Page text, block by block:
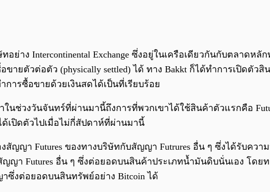
ย่าง Intercontinental Exchange ซึ่งอยู่ในเครือเดียวกันกับตลาดห
ายตัวต่อตัว (physically settled) ได้ ทาง Bakkt ก็ได้ทำการเปิดตัว
ารซื้อขายด้วยเงินสดได้เป็นที่เรียบร้อย
าในช่วงวันจันทร์ที่ผ่านมานี้ถึงการที่พวกเขาได้ใช้สินค้าตัวแรกคือ
เปิดตัวไปเมื่อไม่กี่สัปดาห์ที่ผ่านมานี้
ญา Futures ของทางบริษัทกับสัญญา Futrures อื่น ๆ ซึ่งได้รับความ
ญญา Futures อื่น ๆ ซึ่งต่อยอดบนสินค้าประเภทน้ำมันดิบนั่นเอง โดย
ซึ่งต่อยอดบนสินทรัพย์อย่าง Bitcoin ได้